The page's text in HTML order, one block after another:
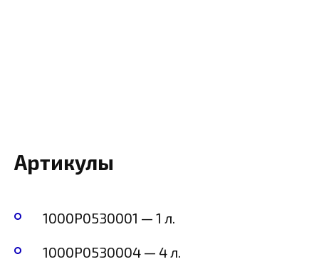
Артикулы
1000P0530001 — 1 л.
1000P0530004 — 4 л.